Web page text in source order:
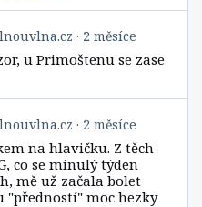
2 měsíce
u Primoštenu se zase
2 měsíce
na hlavičku. Z těch
co se minulý týden
mě už začala bolet
"předností" moc hezky